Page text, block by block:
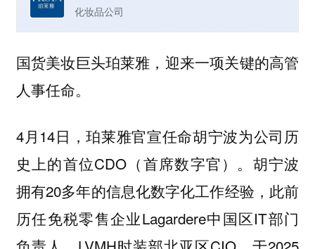
化妆品公司
国货美妆巨头珀莱雅，迎来一项关键的高管
人事任命。
4月14日，珀莱雅官宣任命胡宁波为公司历
史上的首位CDO（首席数字官）。胡宁波
拥有20多年的信息化数字化工作经验，此前
历任免税零售企业Lagardere中国区IT部门